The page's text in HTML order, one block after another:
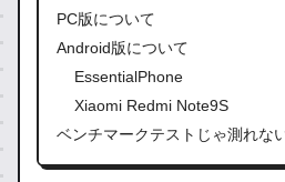
PC版について
Android版について
EssentialPhone
Xiaomi Redmi Note9S
ベンチマークテストじゃ測れな